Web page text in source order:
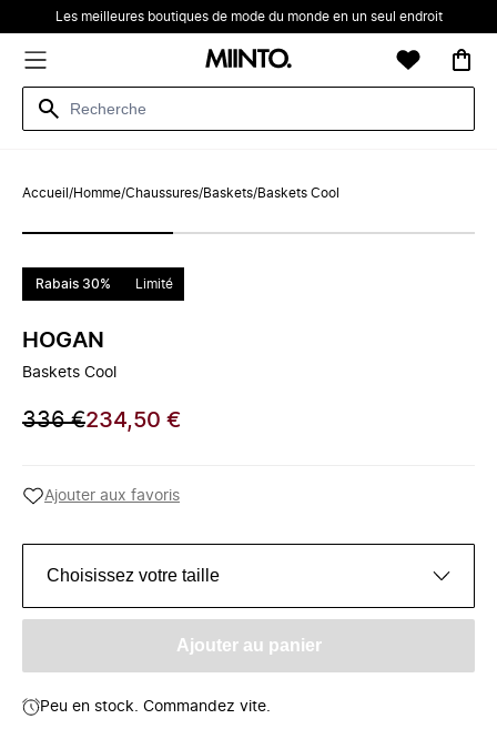
Les meilleures boutiques de mode du monde en un seul endroit
Accueil /Homme/Chaussures/Baskets/Baskets Cool
Rabais 30% Limité
HOGAN
Baskets Cool
336 €234,50 €
Ajouter aux favoris
Choisissez votre taille
Ajouter au panier
Peu en stock. Commandez vite.